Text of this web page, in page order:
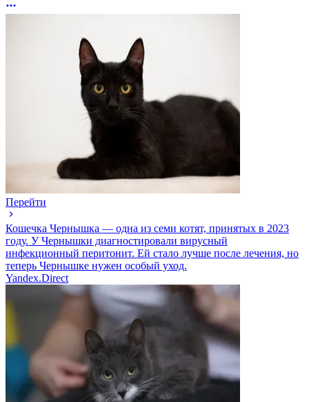
Перейти
Кошечка Чернышка — одна из семи котят, принятых в 2023
году. У Чернышки диагностировали вирусный
инфекционный перитонит. Ей стало лучше после лечения, но
теперь Чернышке нужен особый уход.
Yandex.Direct